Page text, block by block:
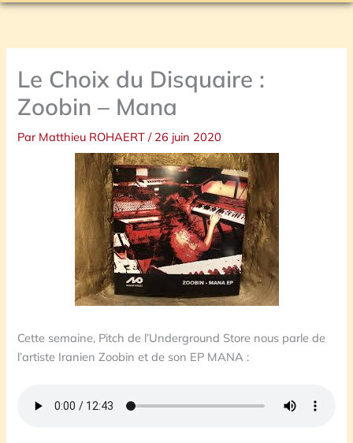
Le Choix du Disquaire :
Zoobin – Mana
Par Matthieu ROHAERT/ 26 juin 2020
Cette semaine, Pitch de l’Underground Store nous parle de
l’artiste Iranien Zoobin et de son EP MANA :